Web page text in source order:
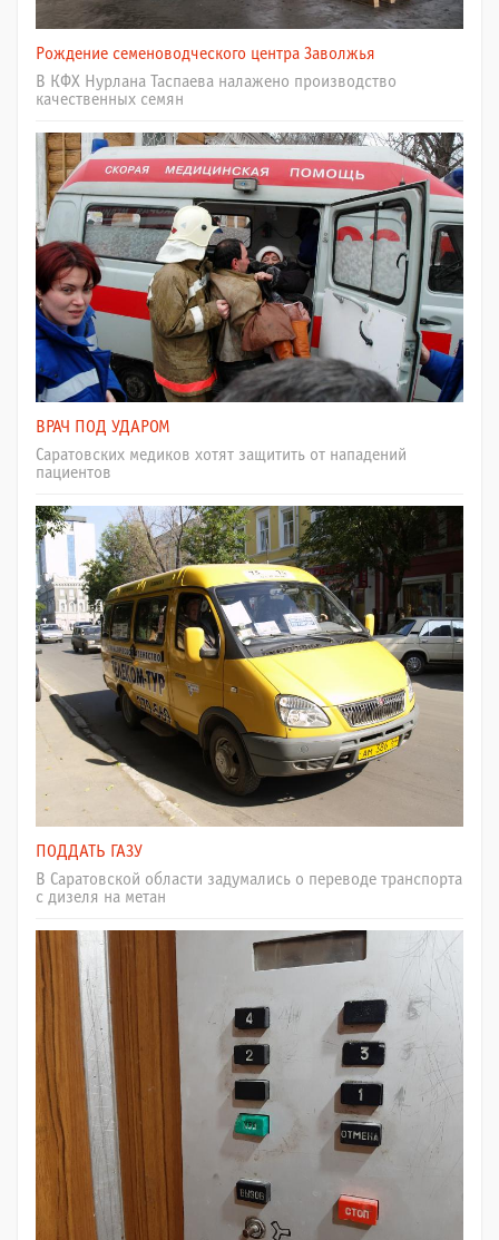
Рождение семеноводческого центра Заволжья
В КФХ Нурлана Таспаева налажено производство
качественных семян
ВРАЧ ПОД УДАРОМ
Саратовских медиков хотят защитить от нападений
пациентов
ПОДДАТЬ ГАЗУ
В Саратовской области задумались о переводе транспорта
с дизеля на метан